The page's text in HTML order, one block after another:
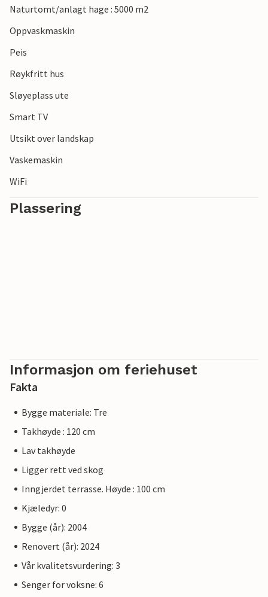
Naturtomt/anlagt hage : 5000 m2
Oppvaskmaskin
Peis
Røykfritt hus
Sløyeplass ute
Smart TV
Utsikt over landskap
Vaskemaskin
WiFi
Plassering
Informasjon om feriehuset
Fakta
Bygge materiale: Tre
Takhøyde : 120 cm
Lav takhøyde
Ligger rett ved skog
Inngjerdet terrasse. Høyde : 100 cm
Kjæledyr: 0
Bygge (år): 2004
Renovert (år): 2024
Vår kvalitetsvurdering: 3
Senger for voksne: 6